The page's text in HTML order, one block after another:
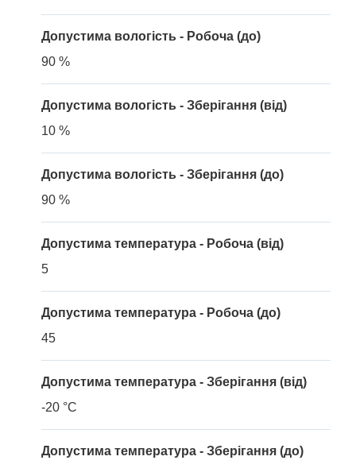
Допустима вологість - Робоча (до)
90 %
Допустима вологість - Зберігання (від)
10 %
Допустима вологість - Зберігання (до)
90 %
Допустима температура - Робоча (від)
5
Допустима температура - Робоча (до)
45
Допустима температура - Зберігання (від)
-20 °C
Допустима температура - Зберігання (до)